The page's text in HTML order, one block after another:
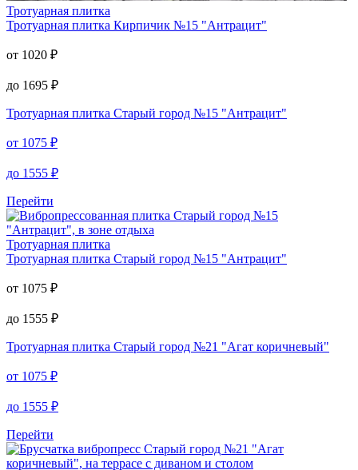
Тротуарная плитка
Тротуарная плитка Кирпичик №15 "Антрацит"
от 1020 ₽
до 1695 ₽
Тротуарная плитка Старый город №15 "Антрацит"
от 1075 ₽
до 1555 ₽
Перейти
Тротуарная плитка
Тротуарная плитка Старый город №15 "Антрацит"
от 1075 ₽
до 1555 ₽
Тротуарная плитка Старый город №21 "Агат коричневый"
от 1075 ₽
до 1555 ₽
Перейти